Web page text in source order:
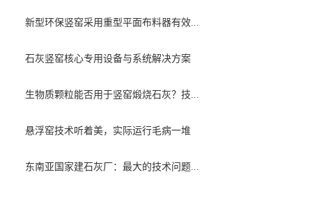
新型环保竖窑采用重型平面布料器有效...
石灰竖窑核心专用设备与系统解决方案
生物质颗粒能否用于竖窑煅烧石灰？技...
悬浮窑技术听着美，实际运行毛病一堆
东南亚国家建石灰厂：最大的技术问题...